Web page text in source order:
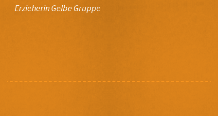
Erzieherin Gelbe Gruppe